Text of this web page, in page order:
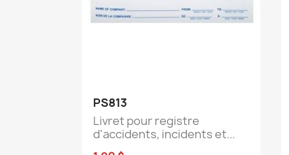

PS813
Livret pour registre
d'accidents, incidents et...